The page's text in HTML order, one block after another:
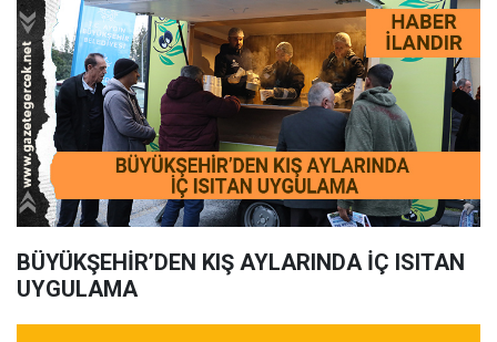
BÜYÜKŞEHİR’DEN KIŞ AYLARINDA İÇ ISITAN
UYGULAMA